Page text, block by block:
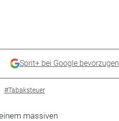
Sprit+ bei Google bevorzugen
#Tabaksteuer
massiven